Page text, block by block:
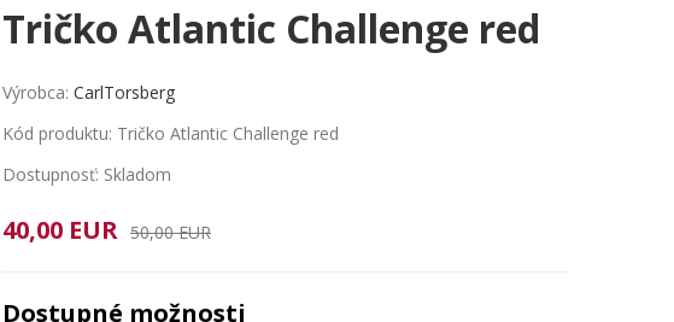
Tričko Atlantic Challenge red
Výrobca: CarlTorsberg
Kód produktu: Tričko Atlantic Challenge red
Dostupnosť: Skladom
40,00 EUR 50,00 EUR
Dostupné možnosti